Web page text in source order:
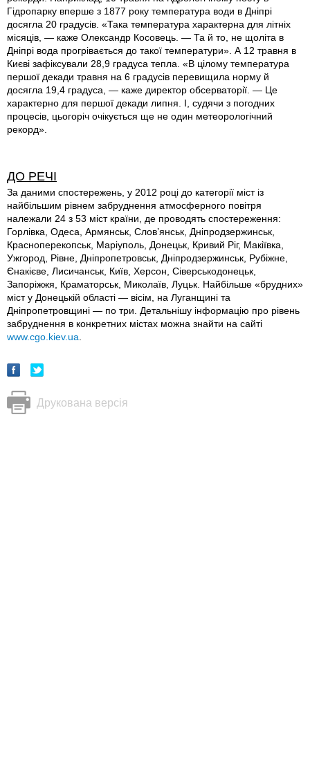
Гідропарку вперше з 1877 року температура води в Дніпрі
досягла 20 градусів. «Така температура характерна для літніх
місяців, — каже Олександр Косовець. — Та й то, не щоліта в
Дніпрі вода прогрівається до такої температури». А 12 травня в
Києві зафіксували 28,9 градуса тепла. «В цілому температура
першої декади травня на 6 градусів перевищила норму й
досягла 19,4 градуса, — каже директор обсерваторії. — Це
характерно для першої декади липня. І, судячи з погодних
процесів, цьогоріч очікується ще не один метеорологічний
рекорд».
ДО РЕЧІ
За даними спостережень, у 2012 році до категорії міст iз
найбільшим рівнем забруднення атмосферного повітря
належали 24 з 53 міст країни, де проводять спостереження:
Горлівка, Одеса, Армянськ, Слов’янськ, Дніпродзержинськ,
Красноперекопськ, Маріуполь, Донецьк, Кривий Ріг, Макіївка,
Ужгород, Рівне, Дніпропетровськ, Дніпродзержинськ, Рубіжне,
Єнакієве, Лисичанськ, Київ, Херсон, Сiверськодонецьк,
Запоріжжя, Краматорськ, Миколаїв, Луцьк. Найбільше «брудних»
міст у Донецькій області — вісім, на Луганщині та
Дніпропетровщині — по три. Детальнішу інформацію про рівень
забруднення в конкретних містах можна знайти на сайті
www.cgo.kiev.ua.
Друкована версія